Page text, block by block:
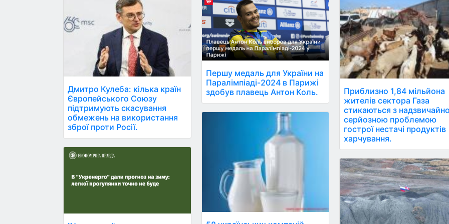
Дмитро Кулеба: кілька країн
Європейського Союзу
підтримують скасування
обмежень на використання
зброї проти Росії.
Першу медаль для України на
Паралімпіаді-2024 в Парижі
здобув плавець Антон Коль.
Приблизно 1,84 мільйона
жителів сектора Газа
стикаються з
серйозною проблемою
гострої нестачі продуктів
харчування.